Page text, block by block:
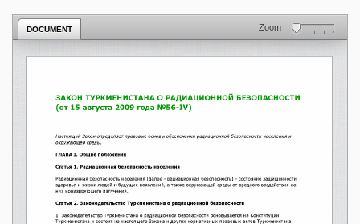
DOCUMENT Zoom